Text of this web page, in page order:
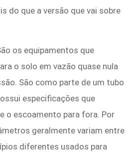
do que a versão que vai sobre
os equipamentos que
o solo em vazão quase nula
São como parte de um tubo
especificações que
o escoamento para fora. Por
geralmente variam entre
diferentes usados ​​para